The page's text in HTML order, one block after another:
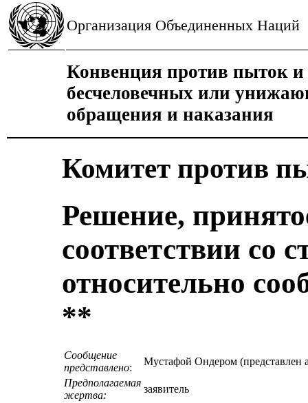
Организация Объединенных Наций
Конвенция против пыток и
бесчеловечных или
обращения и наказания
Комитет против
Решение,
соответствии со
относительно
**
Сообщение
представлено:
Мустафой Ондером (представлен
Предполагаемая
жертва:
заявитель